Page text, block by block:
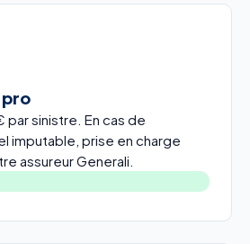
pro
par sinistre. En cas de
imputable, prise en charge
assureur Generali.